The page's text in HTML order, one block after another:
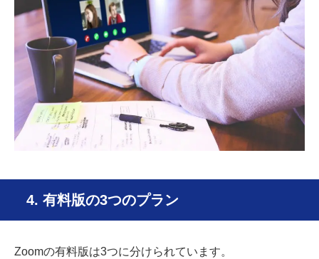
4. 有料版の3つのプラン
Zoomの有料版は3つに分けられています。